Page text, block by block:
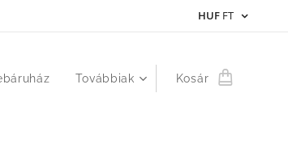
HUF FT
Továbbiak Kosár